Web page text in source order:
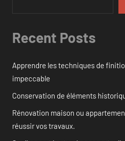
Recent Posts
Apprendre les techniques de
impeccable
Conservation de éléments
Rénovation maison ou
réussir vos travaux.